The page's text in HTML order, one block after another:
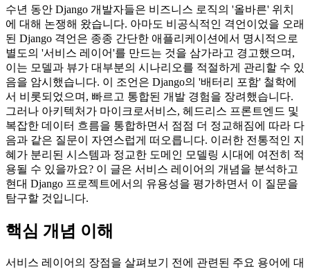
수년 동안 Django 개발자들은 비즈니스 로직의 '올바른' 위치
에 대해 논쟁해 왔습니다. 아마도 비공식적인 격언이었을 오래
된 Django 격언은 종종 간단한 애플리케이션에서 명시적으로
별도의 '서비스 레이어'를 만드는 것을 삼가라고 경고했으며,
이는 모델과 뷰가 대부분의 시나리오를 적절하게 관리할 수 있
음을 암시했습니다. 이 조언은 Django의 '배터리 포함' 철학에
서 비롯되었으며, 빠르고 통합된 개발 경험을 장려했습니다.
그러나 아키텍처가 마이크로서비스, 헤드리스 프론트엔드 및
복잡한 데이터 흐름을 통합하면서 점점 더 정교해짐에 따라 다
음과 같은 질문이 자연스럽게 떠오릅니다. 이러한 전통적인 지
혜가 분리된 시스템과 정교한 도메인 모델링 시대에 여전히 적
용될 수 있을까요? 이 글은 서비스 레이어의 개념을 분석하고
현대 Django 프로젝트에서의 유용성을 평가하면서 이 질문을
탐구할 것입니다.
핵심 개념 이해
서비스 레이어의 장점을 살펴보기 전에 관련된 주요 용어에 대